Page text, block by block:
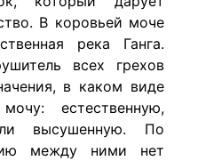
В коровьей моче
река Ганга.
всех грехов
в каком виде
естественную,
высушенную. По
между ними нет